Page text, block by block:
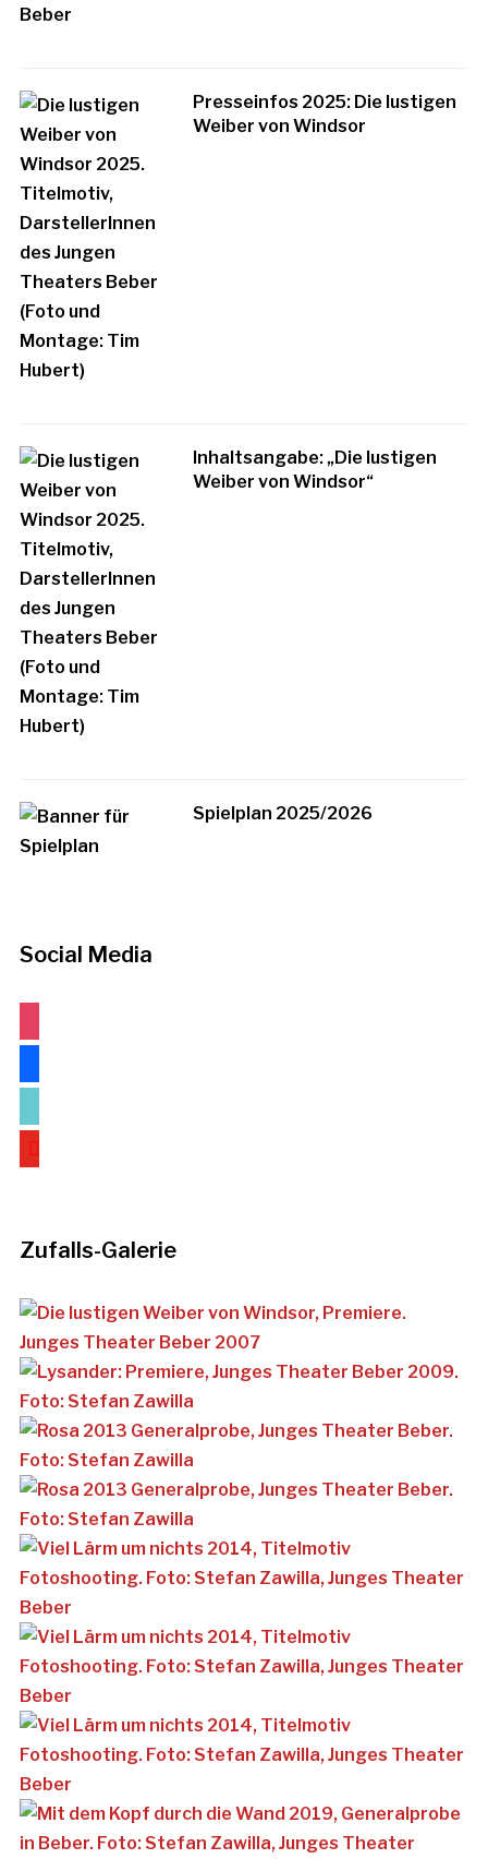
Presseinfos 2025: Die lustigen
Weiber von Windsor
Inhaltsangabe: „Die lustigen
Weiber von Windsor“
Spielplan 2025/2026
Social Media
youtube
Zufalls-Galerie